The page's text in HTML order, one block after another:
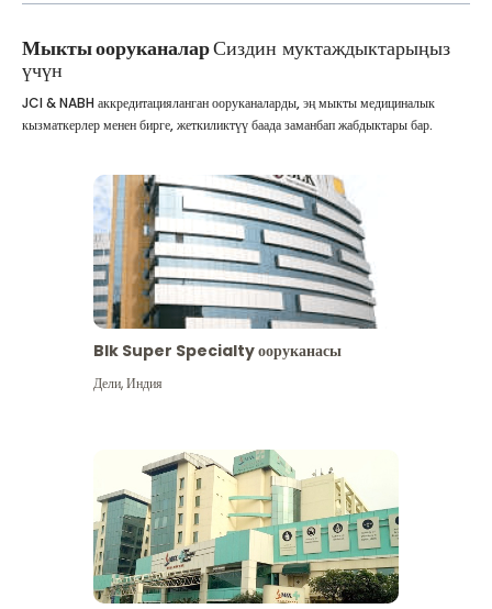
Мыкты ооруканаларСиздин муктаждыктарыңыз
үчүн
JCI & NABH аккредитацияланган ооруканаларды, эң мыкты медициналык
кызматкерлер менен бирге, жеткиликтүү баада заманбап жабдыктары бар.
Blk Super Specialty ооруканасы
Дели,Индия